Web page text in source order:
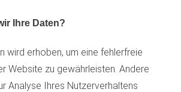
Ihre Daten?
wird erhoben, um eine fehlerfreie
Website zu gewährleisten. Andere
Analyse Ihres Nutzerverhaltens